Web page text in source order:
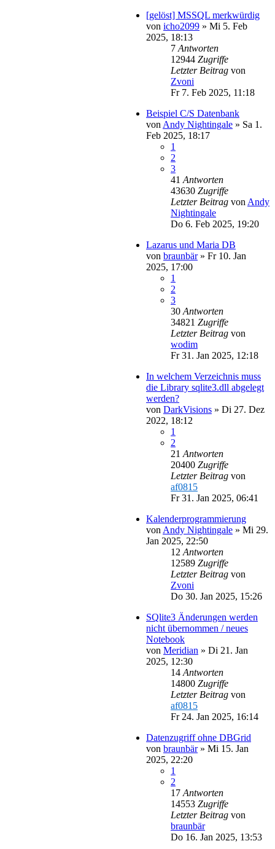
[gelöst] MSSQL merkwürdig
von icho2099 » Mi 5. Feb
2025, 18:13
7 Antworten
12944 Zugriffe
Letzter Beitrag von
Zvoni
Fr 7. Feb 2025, 11:18
Beispiel C/S Datenbank
von Andy Nightingale » Sa 1.
Feb 2025, 18:17
1
2
3
41 Antworten
43630 Zugriffe
Letzter Beitrag von Andy
Nightingale
Do 6. Feb 2025, 19:20
Lazarus und Maria DB
von braunbär» Fr 10. Jan
2025, 17:00
1
2
3
30 Antworten
34821 Zugriffe
Letzter Beitrag von
wodim
Fr 31. Jan 2025, 12:18
In welchem Verzeichnis muss
die Library sqlite3.dll abgelegt
werden?
von DarkVisions » Di 27. Dez
2022, 18:12
1
2
21 Antworten
20400 Zugriffe
Letzter Beitrag von
af0815
Fr 31. Jan 2025, 06:41
Kalenderprogrammierung
von Andy Nightingale » Mi 29.
Jan 2025, 22:50
12 Antworten
12589 Zugriffe
Letzter Beitrag von
Zvoni
Do 30. Jan 2025, 15:26
SQlite3 Änderungen werden
nicht übernommen / neues
Notebook
von Meridian » Di 21. Jan
2025, 12:30
14 Antworten
14800 Zugriffe
Letzter Beitrag von
af0815
Fr 24. Jan 2025, 16:14
Datenzugriff ohne DBGrid
von braunbär» Mi 15. Jan
2025, 22:20
1
2
17 Antworten
14553 Zugriffe
Letzter Beitrag von
braunbär
Do 16. Jan 2025, 13:53